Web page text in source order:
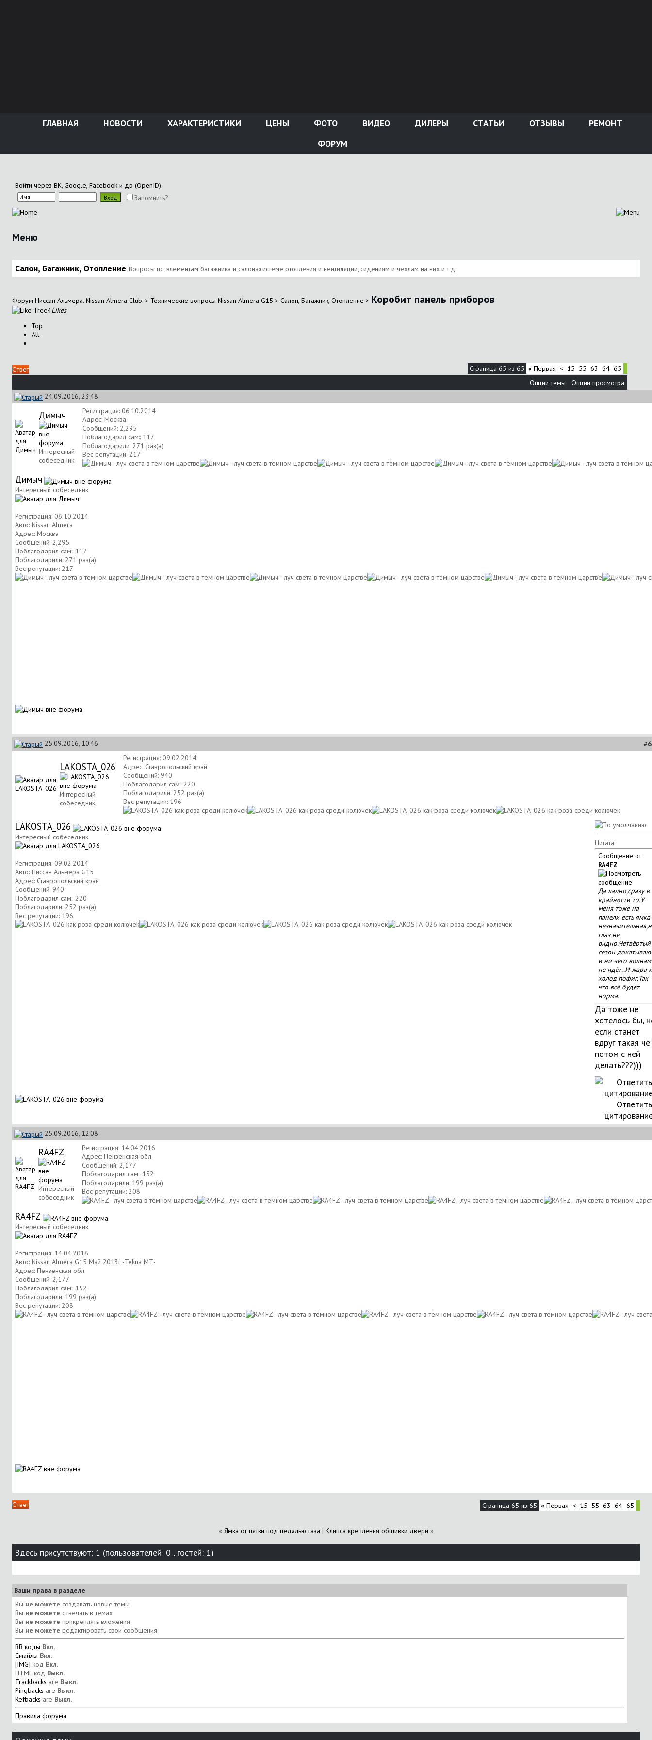
ГЛАВНАЯ НОВОСТИ ХАРАКТЕРИСТИКИ ЦЕНЫ ФОТО ВИДЕО ДИЛЕРЫ СТАТЬИ ОТЗЫВЫ
РЕМОНТ
ФОРУМ
Войти через ВК, Google, Facebook и др (OpenID).
Запомнить?
Меню
Салон, Багажник, Отопление Вопросы по элементам багажника и салона:системе отопления и вентиляции, сидениям и чехлам на них и т.д.
Форум Ниссан Альмера. Nissan Almera Club. > Технические вопросы Nissan Almera G15 > Салон, Багажник, Отопление > Коробит панель приборов
4Likes
Top
All
Ответ Страница 65 из 65 « Первая < 15 55 63 64 65
Опции темы
Опции просмотра
24.09.2016, 23:48
Димыч
Интересный
собеседник
Регистрация: 06.10.2014
Адрес: Москва
Сообщений: 2,295
Поблагодарил сам:: 117
Поблагодарили: 271 раз(а)
Вес репутации: 217
Димыч
Интересный собеседник
Регистрация: 06.10.2014
Авто: Nissan Almera
Адрес: Москва
Сообщений: 2,295
Поблагодарил сам:: 117
Поблагодарили: 271 раз(а)
Вес репутации: 217
25.09.2016, 10:46 #
LAKOSTA_026
Интересный
собеседник
Регистрация: 09.02.2014
Адрес: Ставропольский край
Сообщений: 940
Поблагодарил сам:: 220
Поблагодарили: 252 раз(а)
Вес репутации: 196
LAKOSTA_026
Интересный собеседник
Регистрация: 09.02.2014
Авто: Ниссан Альмера G15
Адрес: Ставропольский край
Сообщений: 940
Поблагодарил сам:: 220
Поблагодарили: 252 раз(а)
Вес репутации: 196
Цитата:
Сообщение от
RA4FZ
Да ладно,сразу в
крайности то.У
меня тоже на
панели есть ямка
глаз не
видно.Четвёртый
сезон докатываю
и ни чего
не идёт..И жара и
холод пофиг.Так
что всё будет
норма.
Да тоже не
хотелось бы,
если станет
вдруг такая чё
потом с ней
делать???)))
25.09.2016, 12:08
RA4FZ
Интересный
собеседник
Регистрация: 14.04.2016
Адрес: Пензенская обл.
Сообщений: 2,177
Поблагодарил сам:: 152
Поблагодарили: 199 раз(а)
Вес репутации: 208
RA4FZ
Интересный собеседник
Регистрация: 14.04.2016
Авто: Nissan Almera G15 Май 2013г -Tekna МТ-
Адрес: Пензенская обл.
Сообщений: 2,177
Поблагодарил сам:: 152
Поблагодарили: 199 раз(а)
Вес репутации: 208
Ответ Страница 65 из 65 « Первая < 15 55 63 64 65
« Ямка от пятки под педалью газа | Клипса крепления обшивки двери »
Здесь присутствуют: 1 (пользователей: 0 , гостей: 1)
Ваши права в разделе
Вы не можете создавать новые темы
Вы не можете отвечать в темах
Вы не можете прикреплять вложения
Вы не можете редактировать свои сообщения
BB коды Вкл.
Смайлы Вкл.
[IMG] код Вкл.
HTML код Выкл.
Trackbacks are Выкл.
Pingbacks are Выкл.
Refbacks are Выкл.
Правила форума